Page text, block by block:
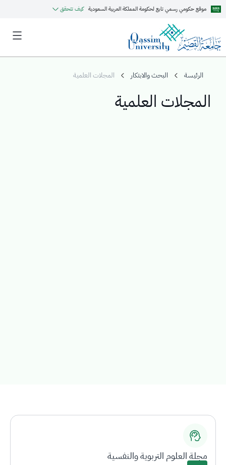
موقع حكومي رسمي تابع لحكومة المملكة العربية السعودية كيف تتحقق
الرئيسة البحث والابتكار المجلات العلمية
المجلات العلمية
مجلة العلوم التربوية والنفسية